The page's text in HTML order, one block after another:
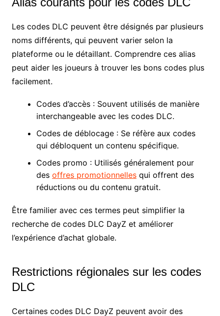
Les codes DLC peuvent être désignés par plusieurs
noms différents, qui peuvent varier selon la
plateforme ou le détaillant. Comprendre ces alias
peut aider les joueurs à trouver les bons codes plus
facilement.
Codes d’accès : Souvent utilisés de manière
interchangeable avec les codes DLC.
Codes de déblocage : Se réfère aux codes
qui débloquent un contenu spécifique.
Codes promo : Utilisés généralement pour
des offres promotionnellesqui offrent des
réductions ou du contenu gratuit.
Être familier avec ces termes peut simplifier la
recherche de codes DLC DayZ et améliorer
l’expérience d’achat globale.
Restrictions régionales sur les codes
DLC
Certaines codes DLC DayZ peuvent avoir des